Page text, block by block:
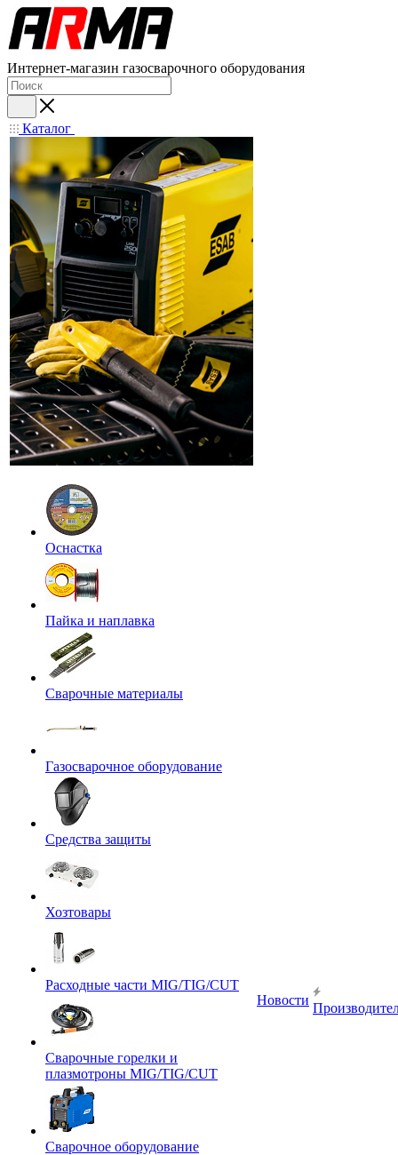
Интернет-магазин газосварочного оборудования
Каталог
Оснастка
Пайка и наплавка
Сварочные материалы
Газосварочное оборудование
Средства защиты
Хозтовары
Расходные части MIG/TIG/CUT
Сварочные горелки и
плазмотроны MIG/TIG/CUT
Сварочное оборудование
Новости